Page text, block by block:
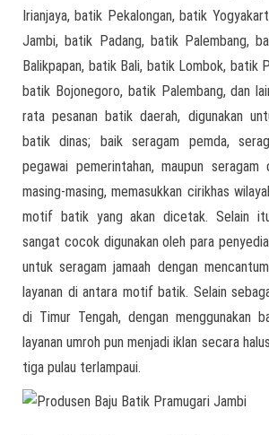
Irianjaya, batik Pekalongan, batik
Jambi, batik Padang, batik Palembang,
Balikpapan, batik Bali, batik Lombok, batik
batik Bojonegoro, batik Palembang, dan
rata pesanan batik daerah, digunakan
batik dinas; baik seragam pemda,
pegawai pemerintahan, maupun seragam
masing-masing, memasukkan cirikhas
motif batik yang akan dicetak. Selain
sangat cocok digunakan oleh para
untuk seragam jamaah dengan
layanan di antara motif batik. Selain
di Timur Tengah, dengan menggunakan
layanan umroh pun menjadi iklan secara
tiga pulau terlampaui.